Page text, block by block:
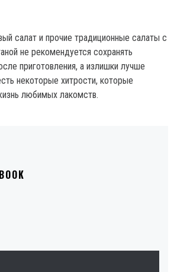
салат и прочие традиционные салаты с
не рекомендуется сохранять
приготовления, а излишки лучше
некоторые хитрости, которые
любимых лакомств.